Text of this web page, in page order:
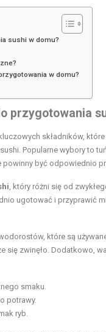
sushi w domu?
w domu?
przygotowania
składników,
Popularne wybory to
powinny być odpowiednio
, który różni się od
ugotować i przyprawić
wodorostów, które są
się zwinęło. Dodatkowo,
smaku.
potrawy.
ryb.